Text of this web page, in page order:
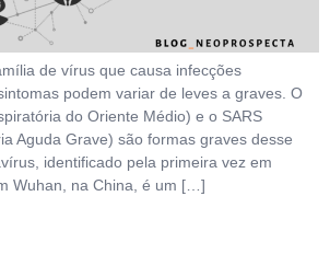
de vírus que causa infecções
podem variar de leves a graves. O
do Oriente Médio) e o SARS
Aguda Grave) são formas graves desse
identificado pela primeira vez em
Wuhan, na China, é um […]